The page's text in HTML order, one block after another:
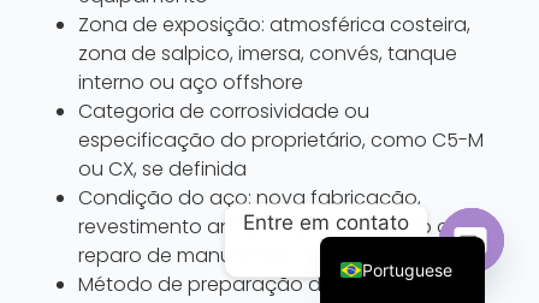
Zona de exposição: atmosférica costeira,
zona de salpico, imersa, convés, tanque
interno ou aço offshore
Categoria de corrosividade ou
especificação do proprietário, como C5-M
ou CX, se definida
Condição do aço: nova fabricação,
revestimento antigo, aço enferrujado ou
reparo de manutenção
Método de preparação de superfície:
Portuguese
English
French
Russian
Arabic
Entre em contato